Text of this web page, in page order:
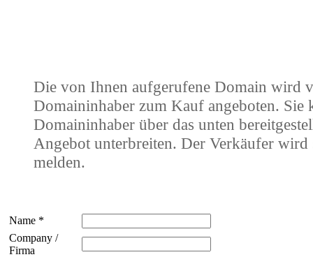
Die von Ihnen aufgerufene Domain wird
Domaininhaber zum Kauf angeboten. Sie
Domaininhaber über das unten
Angebot unterbreiten. Der Verkäufer wird
melden.
Name *
Company /
Firma